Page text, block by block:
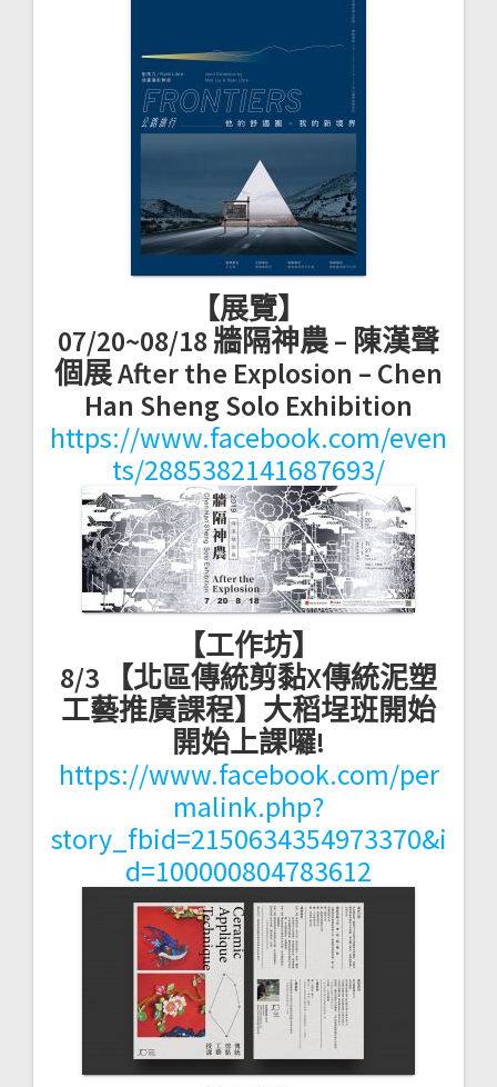
【展覽】
07/20~08/18 牆隔神農 – 陳漢聲
個展 After the Explosion – Chen
Han Sheng Solo Exhibition
https://www.facebook.com/even
ts/2885382141687693/
【工作坊】
8/3 【北區傳統剪黏X傳統泥塑
工藝推廣課程】大稻埕班開始
開始上課囉!
https://www.facebook.com/per
malink.php?
story_fbid=2150634354973370&i
d=100000804783612